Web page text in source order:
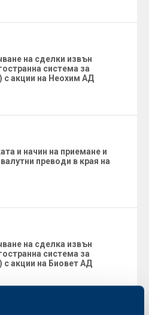
на сделки извън
система за
с акции на Неохим АД
и начин на приемане и
преводи в края на
на сделка извън
система за
акции на Биовет АД